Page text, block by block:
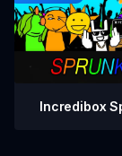
Incredibox